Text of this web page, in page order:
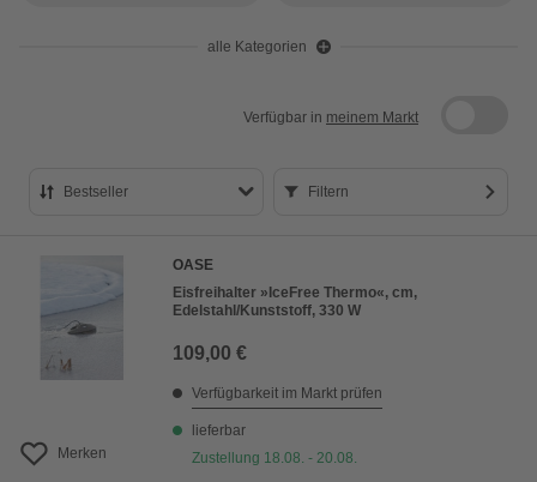
alle Kategorien
Verfügbar in meinem Markt
Bestseller
Preis aufsteigend
Preis absteigend
Filtern
Merken
OASE
Eisfreihalter »IceFree Thermo«, cm,
Edelstahl/Kunststoff, 330 W
109,00 €
Verfügbarkeit im Markt prüfen
lieferbar
Zustellung 18.08. - 20.08.